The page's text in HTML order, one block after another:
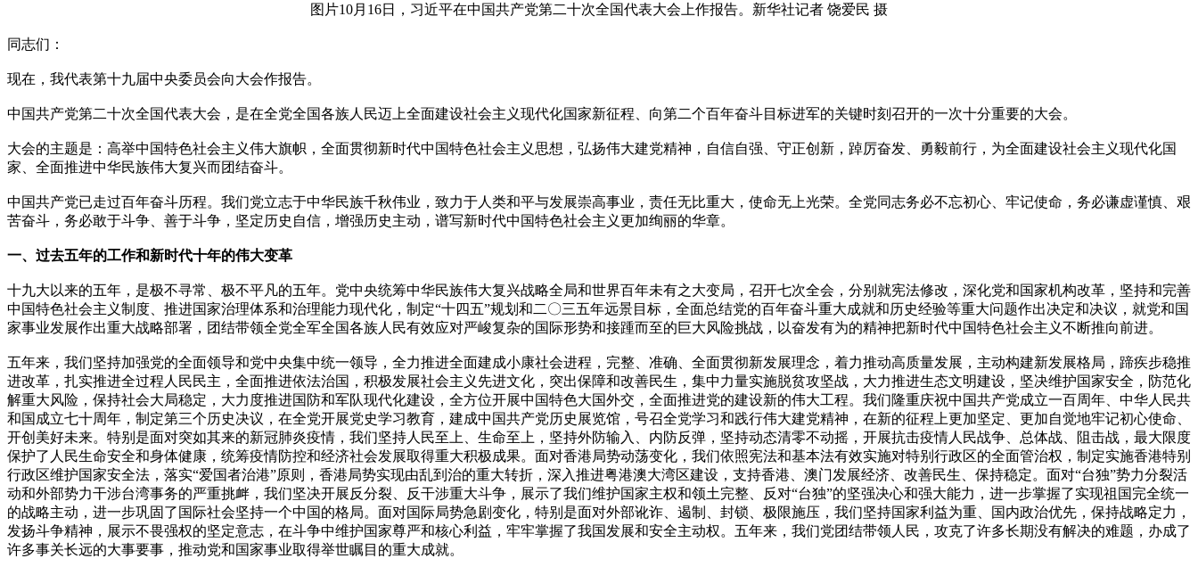
图片10月16日，习近平在中国共产党第二十次全国代表大会上作报告。新华社记者 饶爱民 摄
同志们：
现在，我代表第十九届中央委员会向大会作报告。
中国共产党第二十次全国代表大会，是在全党全国各族人民迈上全面建设社会主义现代化国家新征程、向第二个百年奋斗目标进军的关键时刻召开的一次十分重要的大会。
大会的主题是：高举中国特色社会主义伟大旗帜，全面贯彻新时代中国特色社会主义思想，弘扬伟大建党精神，自信自强、守正创新，踔厉奋发、勇毅前行，为全面建设社会主义现代化国
家、全面推进中华民族伟大复兴而团结奋斗。
中国共产党已走过百年奋斗历程。我们党立志于中华民族千秋伟业，致力于人类和平与发展崇高事业，责任无比重大，使命无上光荣。全党同志务必不忘初心、牢记使命，务必谦虚谨慎、艰
苦奋斗，务必敢于斗争、善于斗争，坚定历史自信，增强历史主动，谱写新时代中国特色社会主义更加绚丽的华章。
一、过去五年的工作和新时代十年的伟大变革
十九大以来的五年，是极不寻常、极不平凡的五年。党中央统筹中华民族伟大复兴战略全局和世界百年未有之大变局，召开七次全会，分别就宪法修改，深化党和国家机构改革，坚持和完善
中国特色社会主义制度、推进国家治理体系和治理能力现代化，制定“十四五”规划和二〇三五年远景目标，全面总结党的百年奋斗重大成就和历史经验等重大问题作出决定和决议，就党和国
家事业发展作出重大战略部署，团结带领全党全军全国各族人民有效应对严峻复杂的国际形势和接踵而至的巨大风险挑战，以奋发有为的精神把新时代中国特色社会主义不断推向前进。
五年来，我们坚持加强党的全面领导和党中央集中统一领导，全力推进全面建成小康社会进程，完整、准确、全面贯彻新发展理念，着力推动高质量发展，主动构建新发展格局，蹄疾步稳推
进改革，扎实推进全过程人民民主，全面推进依法治国，积极发展社会主义先进文化，突出保障和改善民生，集中力量实施脱贫攻坚战，大力推进生态文明建设，坚决维护国家安全，防范化
解重大风险，保持社会大局稳定，大力度推进国防和军队现代化建设，全方位开展中国特色大国外交，全面推进党的建设新的伟大工程。我们隆重庆祝中国共产党成立一百周年、中华人民共
和国成立七十周年，制定第三个历史决议，在全党开展党史学习教育，建成中国共产党历史展览馆，号召全党学习和践行伟大建党精神，在新的征程上更加坚定、更加自觉地牢记初心使命、
开创美好未来。特别是面对突如其来的新冠肺炎疫情，我们坚持人民至上、生命至上，坚持外防输入、内防反弹，坚持动态清零不动摇，开展抗击疫情人民战争、总体战、阻击战，最大限度
保护了人民生命安全和身体健康，统筹疫情防控和经济社会发展取得重大积极成果。面对香港局势动荡变化，我们依照宪法和基本法有效实施对特别行政区的全面管治权，制定实施香港特别
行政区维护国家安全法，落实“爱国者治港”原则，香港局势实现由乱到治的重大转折，深入推进粤港澳大湾区建设，支持香港、澳门发展经济、改善民生、保持稳定。面对“台独”势力分裂活
动和外部势力干涉台湾事务的严重挑衅，我们坚决开展反分裂、反干涉重大斗争，展示了我们维护国家主权和领土完整、反对“台独”的坚强决心和强大能力，进一步掌握了实现祖国完全统一
的战略主动，进一步巩固了国际社会坚持一个中国的格局。面对国际局势急剧变化，特别是面对外部讹诈、遏制、封锁、极限施压，我们坚持国家利益为重、国内政治优先，保持战略定力，
发扬斗争精神，展示不畏强权的坚定意志，在斗争中维护国家尊严和核心利益，牢牢掌握了我国发展和安全主动权。五年来，我们党团结带领人民，攻克了许多长期没有解决的难题，办成了
许多事关长远的大事要事，推动党和国家事业取得举世瞩目的重大成就。